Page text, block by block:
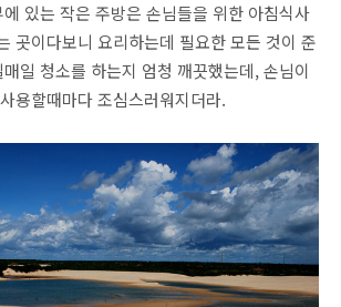
있는 작은 주방은 손님들을 위한 아침식사
곳이다보니 요리하는데 필요한 모든 것이 준
일 청소를 하는지 엄청 깨끗했는데, 손님이
용할때마다 조심스러워지더라.